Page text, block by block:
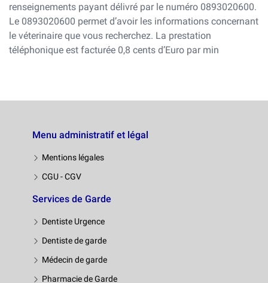
renseignements payant délivré par le numéro 0893020600.
Le 0893020600 permet d’avoir les informations concernant
le véterinaire que vous recherchez. La prestation
téléphonique est facturée 0,8 cents d’Euro par min
Menu administratif et légal
Mentions légales
CGU - CGV
Services de Garde
Dentiste Urgence
Dentiste de garde
Médecin de garde
Pharmacie de Garde